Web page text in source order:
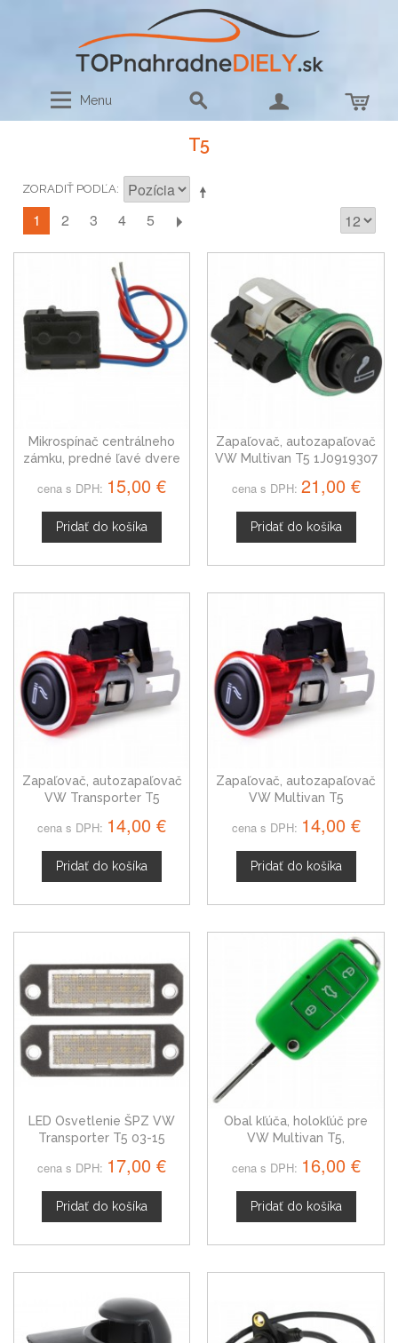
Menu
T5
ZORADIŤ PODĽA
1 2 3 4 5
Mikrospínač centrálneho
zámku, predné ľavé dvere
cena s DPH: 15,00 €
Pridať do košíka
Zapaľovač, autozapaľovač
VW Multivan T5 1J0919307
cena s DPH: 21,00 €
Pridať do košíka
Zapaľovač, autozapaľovač
VW Transporter T5
cena s DPH: 14,00 €
Pridať do košíka
Zapaľovač, autozapaľovač
VW Multivan T5
cena s DPH: 14,00 €
Pridať do košíka
LED Osvetlenie ŠPZ VW
Transporter T5 03-15
cena s DPH: 17,00 €
Pridať do košíka
Obal kľúča, holokľúč pre
VW Multivan T5,
cena s DPH: 16,00 €
Pridať do košíka